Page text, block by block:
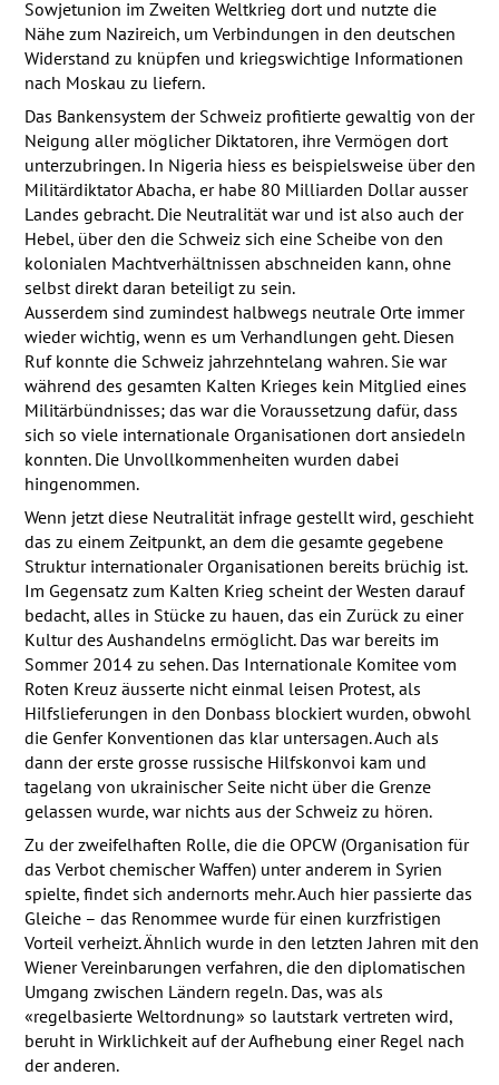
Sowjetunion im Zweiten Weltkrieg dort und nutzte die
Nähe zum Nazireich, um Verbindungen in den deutschen
Widerstand zu knüpfen und kriegswichtige Informationen
nach Moskau zu liefern.
Das Bankensystem der Schweiz profitierte gewaltig von der
Neigung aller möglicher Diktatoren, ihre Vermögen dort
unterzubringen. In Nigeria hiess es beispielsweise über den
Militärdiktator Abacha, er habe 80 Milliarden Dollar ausser
Landes gebracht. Die Neutralität war und ist also auch der
Hebel, über den die Schweiz sich eine Scheibe von den
kolonialen Machtverhältnissen abschneiden kann, ohne
selbst direkt daran beteiligt zu sein.
Ausserdem sind zumindest halbwegs neutrale Orte immer
wieder wichtig, wenn es um Verhandlungen geht. Diesen
Ruf konnte die Schweiz jahrzehntelang wahren. Sie war
während des gesamten Kalten Krieges kein Mitglied eines
Militärbündnisses; das war die Voraussetzung dafür, dass
sich so viele internationale Organisationen dort ansiedeln
konnten. Die Unvollkommenheiten wurden dabei
hingenommen.
Wenn jetzt diese Neutralität infrage gestellt wird, geschieht
das zu einem Zeitpunkt, an dem die gesamte gegebene
Struktur internationaler Organisationen bereits brüchig ist.
Im Gegensatz zum Kalten Krieg scheint der Westen darauf
bedacht, alles in Stücke zu hauen, das ein Zurück zu einer
Kultur des Aushandelns ermöglicht. Das war bereits im
Sommer 2014 zu sehen. Das Internationale Komitee vom
Roten Kreuz äusserte nicht einmal leisen Protest, als
Hilfslieferungen in den Donbass blockiert wurden, obwohl
die Genfer Konventionen das klar untersagen. Auch als
dann der erste grosse russische Hilfskonvoi kam und
tagelang von ukrainischer Seite nicht über die Grenze
gelassen wurde, war nichts aus der Schweiz zu hören.
Zu der zweifelhaften Rolle, die die OPCW(Organisation für
das Verbot chemischer Waffen) unter anderem in Syrien
spielte, findet sich andernorts mehr. Auch hier passierte das
Gleiche – das Renommee wurde für einen kurzfristigen
Vorteil verheizt. Ähnlich wurde in den letzten Jahren mit den
Wiener Vereinbarungen verfahren, die den diplomatischen
Umgang zwischen Ländern regeln. Das, was als
«regelbasierte Weltordnung» so lautstark vertreten wird,
beruht in Wirklichkeit auf der Aufhebung einer Regel nach
der anderen.